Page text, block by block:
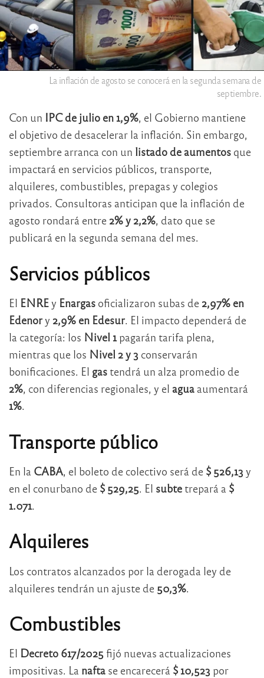
La inflación de agosto se conocerá en la segunda semana de
septiembre.
Con un IPC de julio en 1,9%, el Gobierno mantiene
el objetivo de desacelerar la inflación. Sin embargo,
septiembre arranca con un listado de aumentos que
impactará en servicios públicos, transporte,
alquileres, combustibles, prepagas y colegios
privados. Consultoras anticipan que la inflación de
agosto rondará entre 2% y 2,2%, dato que se
publicará en la segunda semana del mes.
Servicios públicos
El ENREy Enargas oficializaron subas de 2,97% en
Edenory 2,9% en Edesur. El impacto dependerá de
la categoría: los Nivel 1pagarán tarifa plena,
mientras que los Nivel 2 y 3 conservarán
bonificaciones. El gas tendrá un alza promedio de
2%, con diferencias regionales, y el agua aumentará
1%.
Transporte público
En la CABA, el boleto de colectivo será de $ 526,13 y
en el conurbano de $ 529,25. El subte trepará a $
1.071.
Alquileres
Los contratos alcanzados por la derogada ley de
alquileres tendrán un ajuste de 50,3%.
Combustibles
El Decreto 617/2025 fijó nuevas actualizaciones
impositivas. La nafta se encarecerá $ 10,523 por